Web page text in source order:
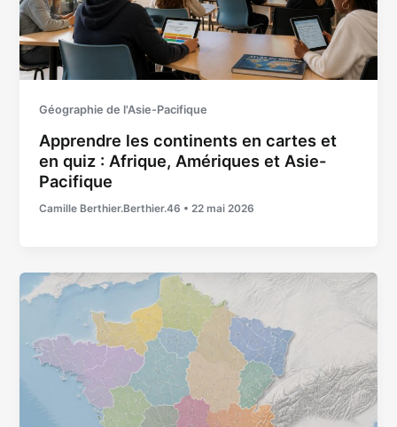
Géographie de l'Asie-Pacifique
Apprendre les continents en cartes et
en quiz : Afrique, Amériques et Asie-
Pacifique
Camille Berthier.Berthier.46 •22 mai 2026